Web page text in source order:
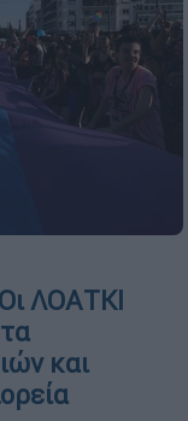
ΛΟΑΤΚΙ
και